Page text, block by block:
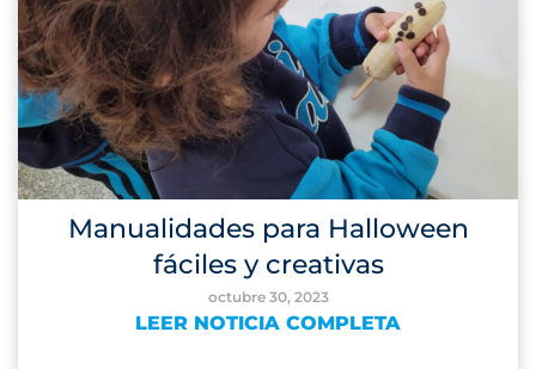
Manualidades para Halloween
fáciles y creativas
octubre 30, 2023
LEER NOTICIA COMPLETA